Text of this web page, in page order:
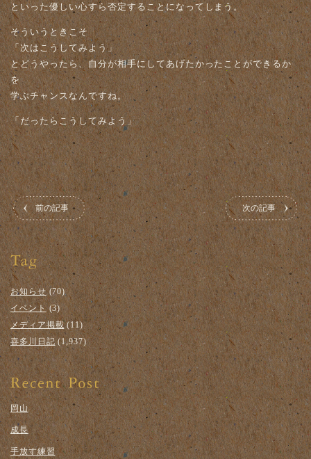
といった優しい心すら否定することになってしまう。
そういうときこそ
「次はこうしてみよう」
とどうやったら、自分が相手にしてあげたかったことができるか
を
学ぶチャンスなんですね。
「だったらこうしてみよう」
前の記事 次の記事
お知らせ(70)
イベント (3)
メディア掲載(11)
喜多川日記 (1,937)
岡山
成長
手放す練習